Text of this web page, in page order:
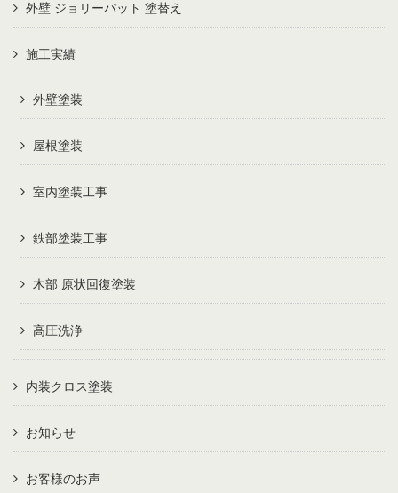
外壁 ジョリーパット 塗替え
施工実績
外壁塗装
屋根塗装
室内塗装工事
鉄部塗装工事
木部 原状回復塗装
高圧洗浄
内装クロス塗装
お知らせ
お客様のお声